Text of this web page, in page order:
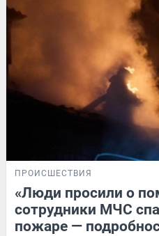
ПРОИСШЕСТВИЯ
«Люди просили о
сотрудники МЧС
пожаре —